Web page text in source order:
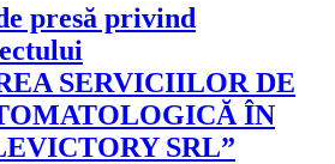
presă privind
SERVICIILOR DE
ÎN
SRL”